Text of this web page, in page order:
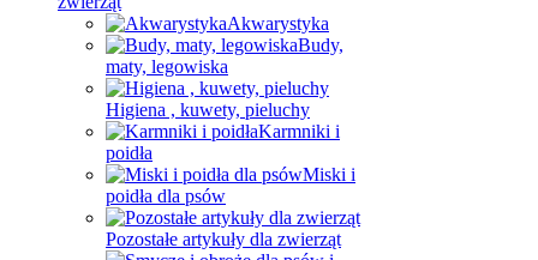
Akwarystyka
Budy,
maty, legowiska
Higiena , kuwety, pieluchy
Karmniki i
poidła
Miski i
poidła dla psów
Pozostałe artykuły dla zwierząt